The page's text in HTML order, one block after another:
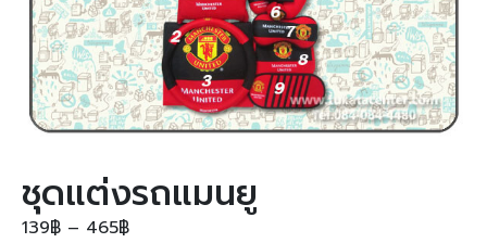
ชุดแต่งรถแมนยู
139฿ – 465฿